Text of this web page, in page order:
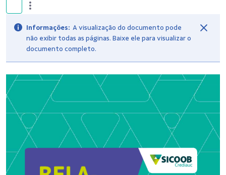
Informações: A visualização do documento pode
não exibir todas as páginas. Baixe ele para visualizar o
documento completo.